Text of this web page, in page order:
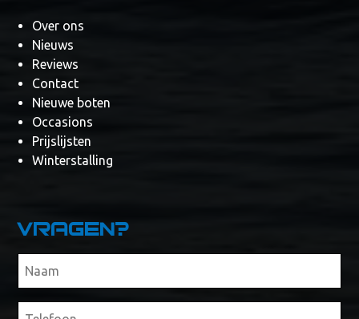
Over ons
Nieuws
Reviews
Contact
Nieuwe boten
Occasions
Prijslijsten
Winterstalling
Vragen?